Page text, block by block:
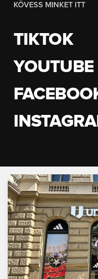
KÖVESS MINKET ITT
TIKTOK
YOUTUBE